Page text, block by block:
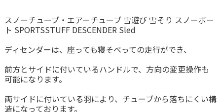
スノーチューブ・エアーチューブ 雪遊び 雪そり スノーボー
ト SPORTSSTUFF DESCENDER Sled
ディセンダーは、座っても寝そべっての走行ができ、
前方とサイドに付いているハンドルで、方向の変更操作も
可能になります。
両サイドに付いている羽により、チューブから落ちにくい構
造になっております。